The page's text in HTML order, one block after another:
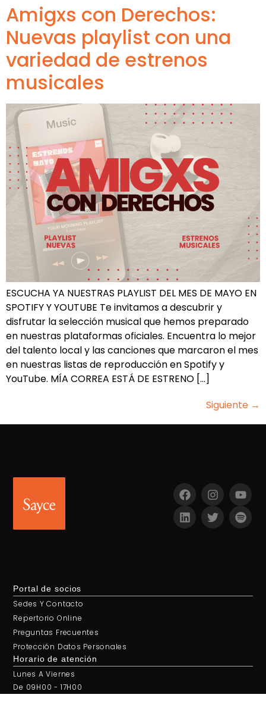
Amigxs con Derechos:
Nuevas playlist con una
variedad de estrenos
musicales
ESCUCHA YA NUESTRAS PLAYLIST DEL MES DE MAYO EN
SPOTIFY Y YOUTUBE Te invitamos a descubrir y
disfrutar la selección musical que hemos preparado
en nuestras plataformas oficiales. Encuentra lo mejor
del talento local y las canciones que marcaron el mes
en nuestras listas de reproducción en Spotify y
YouTube. MÍA CORREA ESTÁ DE ESTRENO […]
Siguiente →
Portal de socios
Sedes Y Contacto
Repertorio Online
Preguntas Frecuentes
Protección Datos Personales
Horario de atención
Lunes A Viernes
De 09H00 - 17H00